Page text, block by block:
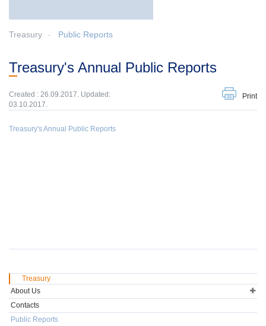
Treasury Public Reports
Treasury's Annual Public Reports
Created : 26.09.2017. Updated:
03.10.2017.
Print
Treasury's Annual Public Reports
Treasury
About Us
Contacts
Public Reports